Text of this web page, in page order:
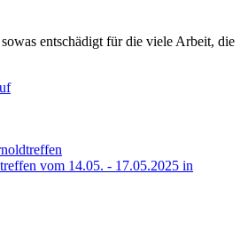
entschädigt für die viele Arbeit, die
vom 14.05. - 17.05.2025 in